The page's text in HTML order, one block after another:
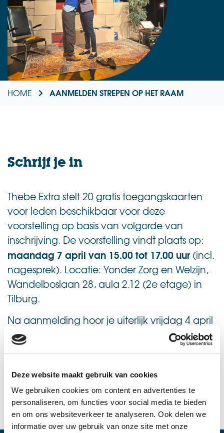
Deze website maakt gebruik van cookies
We gebruiken cookies om content en advertenties te
personaliseren, om functies voor social media te bieden
en om ons websiteverkeer te analyseren. Ook delen we
informatie over uw gebruik van onze site met onze
HOME AANMELDEN STREPEN OP HET RAAM
Schrijf je in
Thebe Extra stelt 20 gratis toegangskaarten
voor leden beschikbaar voor deze
voorstelling op basis van volgorde van
inschrijving. De voorstelling vindt plaats op:
maandag 7 april van 15.00 tot 17.00 uur (incl.
nagesprek). Locatie: Yonder Zorg en Welzijn,
Wandelboslaan 28, aula 2.12 (2e etage) in
Tilburg.
Na aanmelding hoor je uiterlijk vrijdag 4 april
per e-mail of je tot de 20 gelukkigen behoort.
Aanmelden